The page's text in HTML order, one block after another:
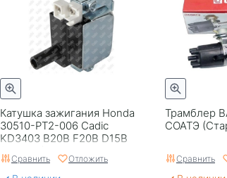
Катушка зажигания Honda
30510-PT2-006 Cadic
KD3403 B20B F20B D15B
Сравнить Отложить
Трамблер
СОАТЭ
Сравнить